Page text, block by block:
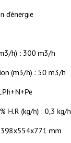
d'énergie
h) : 300 m3/h
(m3/h) : 50 m3/h
H.R (kg/h) : 0,3 kg/h
398x554x771 mm